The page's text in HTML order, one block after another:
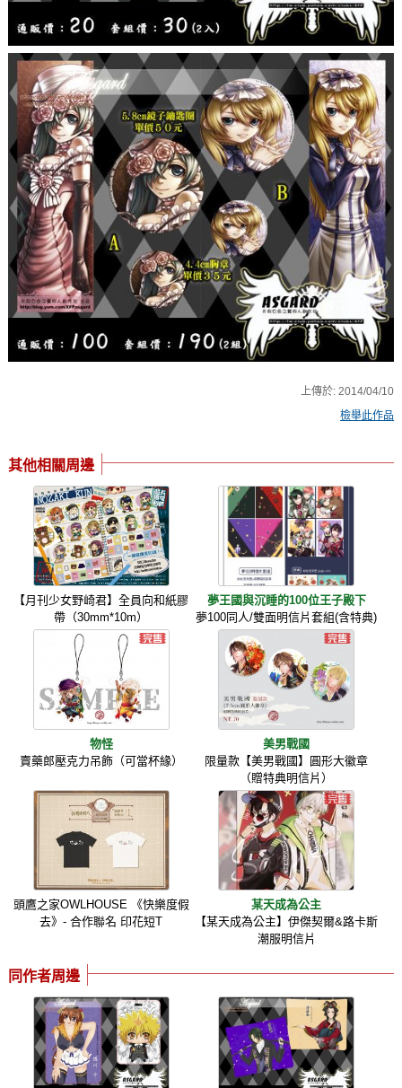
上傳於:2014/04/10
檢舉此作品
其他相關周邊
【月刊少女野崎君】全員向和紙膠
帶（30mm*10m）
夢王國與沉睡的100位王子殿下
夢100同人/雙面明信片套組(含特典)
物怪
賣藥郎壓克力吊飾（可當杯緣）
美男戰國
限量款【美男戰國】圓形大徽章
（贈特典明信片）
頭鷹之家OWLHOUSE 《快樂度假
去》- 合作聯名 印花短T
某天成為公主
【某天成為公主】伊傑契爾&路卡斯
潮服明信片
同作者周邊